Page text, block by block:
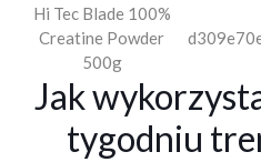
Hi Tec Blade 100%
Creatine Powder
500g
Jak
tygodniu